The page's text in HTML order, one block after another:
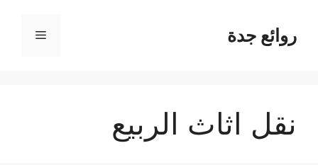
المحتوىروائع جدة القائمة
نقل اثاث الربيع